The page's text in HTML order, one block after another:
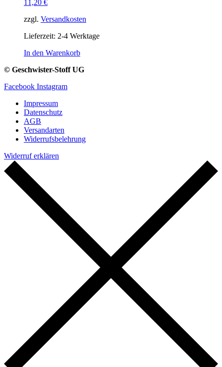
11,20 €
zzgl. Versandkosten
Lieferzeit: 2-4 Werktage
In den Warenkorb
© Geschwister-Stoff UG
Facebook Instagram
Impressum
Datenschutz
AGB
Versandarten
Widerrufsbelehrung
Widerruf erklären